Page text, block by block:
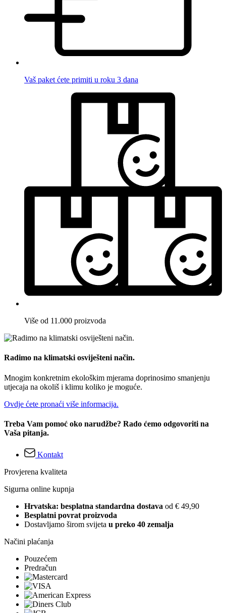
Vaš paket ćete primiti u roku 3 dana
Više od 11.000 proizvoda
Radimo na klimatski osviješteni način.
Mnogim konkretnim ekološkim mjerama doprinosimo smanjenju
utjecaja na okoliš i klimu koliko je moguće.
Ovdje ćete pronaći više informacija.
Treba Vam pomoć oko narudžbe? Rado ćemo odgovoriti na
Vaša pitanja.
Kontakt
Provjerena kvaliteta
Sigurna online kupnja
Hrvatska: besplatna standardna dostava od € 49,90
Besplatni povrat proizvoda
Dostavljamo širom svijeta u preko 40 zemalja
Načini plaćanja
Pouzećem
Predračun